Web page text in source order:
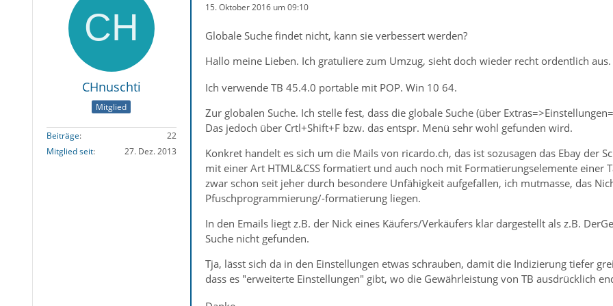
CHnuschti
Mitglied
Beiträge
22
Mitglied seit
27. Dez. 2013
15. Oktober 2016 um 09:10
Globale Suche findet nicht, kann sie verbessert werden?
Hallo meine Lieben. Ich gratuliere zum Umzug, sieht doch wieder recht ordentlich aus.
Ich verwende TB 45.4.0 portable mit POP. Win 10 64.
Zur globalen Suche. Ich stelle fest, dass die globale Suche (über
Das jedoch über Crtl+Shift+F bzw. das entspr. Menü sehr wohl gefunden wird.
Konkret handelt es sich um die Mails von ricardo.ch, das ist sozusagen das Ebay der
mit einer Art HTML&CSS formatiert und auch noch mit Formatierungselemente einer
zwar schon seit jeher durch besondere Unfähigkeit aufgefallen, ich mutmasse, das
Pfuschprogrammierung/-formatierung liegen.
In den Emails liegt z.B. der Nick eines Käufers/Verkäufers klar dargestellt als z.B.
Suche nicht gefunden.
Tja, lässt sich da in den Einstellungen etwas schrauben, damit die Indizierung tiefer
dass es "erweiterte Einstellungen" gibt, wo die Gewährleistung von TB ausdrücklich